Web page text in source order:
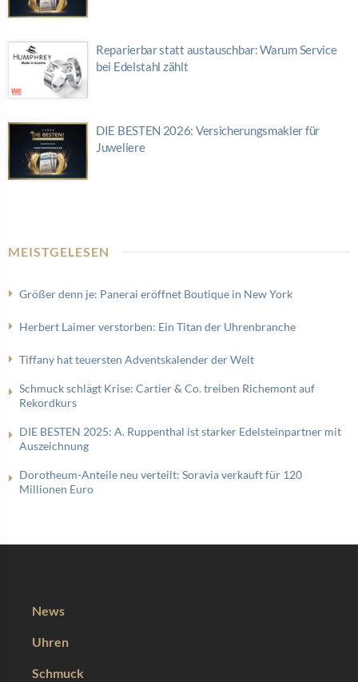
Reparierbar statt austauschbar: Warum Service
bei Edelstahl zählt
DIE BESTEN 2026: Versicherungsmakler für
Juweliere
MEISTGELESEN
Größer denn je: Panerai eröffnet Boutique in New York
Herbert Laimer verstorben: Ein Titan der Uhrenbranche
Tiffany hat teuersten Adventskalender der Welt
Schmuck schlägt Krise: Cartier & Co. treiben Richemont auf
Rekordkurs
DIE BESTEN 2025: A. Ruppenthal ist starker Edelsteinpartner mit
Auszeichnung
Dorotheum-Anteile neu verteilt: Soravia verkauft für 120
Millionen Euro
News
Uhren
Schmuck